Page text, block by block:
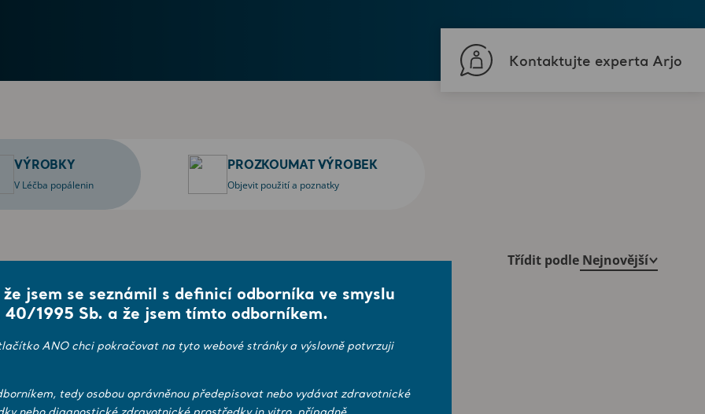
Kontaktujte experta Arjo
VÝROBKY
V Léčba popálenin
PROZKOUMAT VÝROBEK
Objevit použití a poznatky
Třídit podle
jsem se seznámil s definicí odborníka ve smyslu
40/1995 Sb. a že jsem tímto odborníkem.
ANO chci pokračovat na tyto webové stránky a výslovně potvrzuji
tedy osobou oprávněnou předepisovat nebo vydávat zdravotnické